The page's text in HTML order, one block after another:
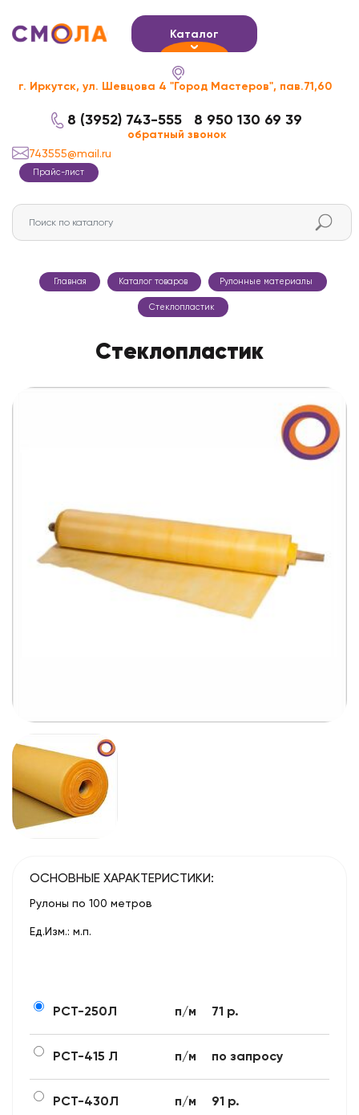
Каталог
г. Иркутск, ул. Шевцова 4 "Город Мастеров", пав.71,60
8 (3952) 743-555 8 950 130 69 39
обратный звонок
743555@mail.ru
Прайс-лист
Главная Каталог товаров Рулонные материалы
Стеклопластик
Стеклопластик
ОСНОВНЫЕ ХАРАКТЕРИСТИКИ:
Рулоны по 100 метров
Ед.Изм.: м.п.
РСТ-250Л п/м 71 р.
РСТ-415 Л п/м по запросу
РСТ-430Л п/м 91 р.